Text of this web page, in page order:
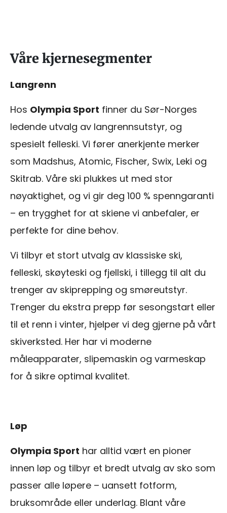
Våre kjernesegmenter
Langrenn
Hos Olympia Sport finner du Sør-Norges
ledende utvalg av langrennsutstyr, og
spesielt felleski. Vi fører anerkjente merker
som Madshus, Atomic, Fischer, Swix, Leki og
Skitrab. Våre ski plukkes ut med stor
nøyaktighet, og vi gir deg 100 % spenngaranti
– en trygghet for at skiene vi anbefaler, er
perfekte for dine behov.
Vi tilbyr et stort utvalg av klassiske ski,
felleski, skøyteski og fjellski, i tillegg til alt du
trenger av skiprepping og smøreutstyr.
Trenger du ekstra prepp før sesongstart eller
til et renn i vinter, hjelper vi deg gjerne på vårt
skiverksted. Her har vi moderne
måleapparater, slipemaskin og varmeskap
for å sikre optimal kvalitet.
Løp
Olympia Sport har alltid vært en pioner
innen løp og tilbyr et bredt utvalg av sko som
passer alle løpere – uansett fotform,
bruksområde eller underlag. Blant våre